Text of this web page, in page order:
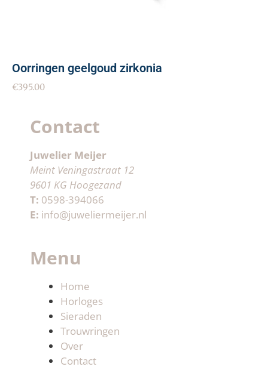
Oorringen geelgoud zirkonia
€395.00
Contact
Juwelier Meijer
Meint Veningastraat 12
9601 KG Hoogezand
T: 0598-394066
E: info@juweliermeijer.nl
Menu
Home
Horloges
Sieraden
Trouwringen
Over
Contact